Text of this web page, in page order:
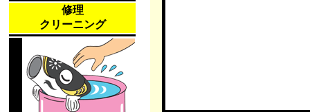
修理
クリーニング